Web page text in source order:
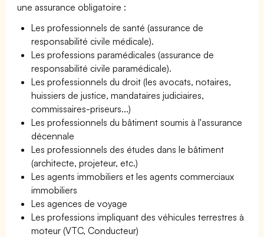
une assurance obligatoire :
Les professionnels de santé (assurance de
responsabilité civile médicale).
Les professions paramédicales (assurance de
responsabilité civile paramédicale).
Les professionnels du droit (les avocats, notaires,
huissiers de justice, mandataires judiciaires,
commissaires-priseurs...)
Les professionnels du bâtiment soumis à l'assurance
décennale
Les professionnels des études dans le bâtiment
(architecte, projeteur, etc.)
Les agents immobiliers et les agents commerciaux
immobiliers
Les agences de voyage
Les professions impliquant des véhicules terrestres à
moteur (VTC, Conducteur)